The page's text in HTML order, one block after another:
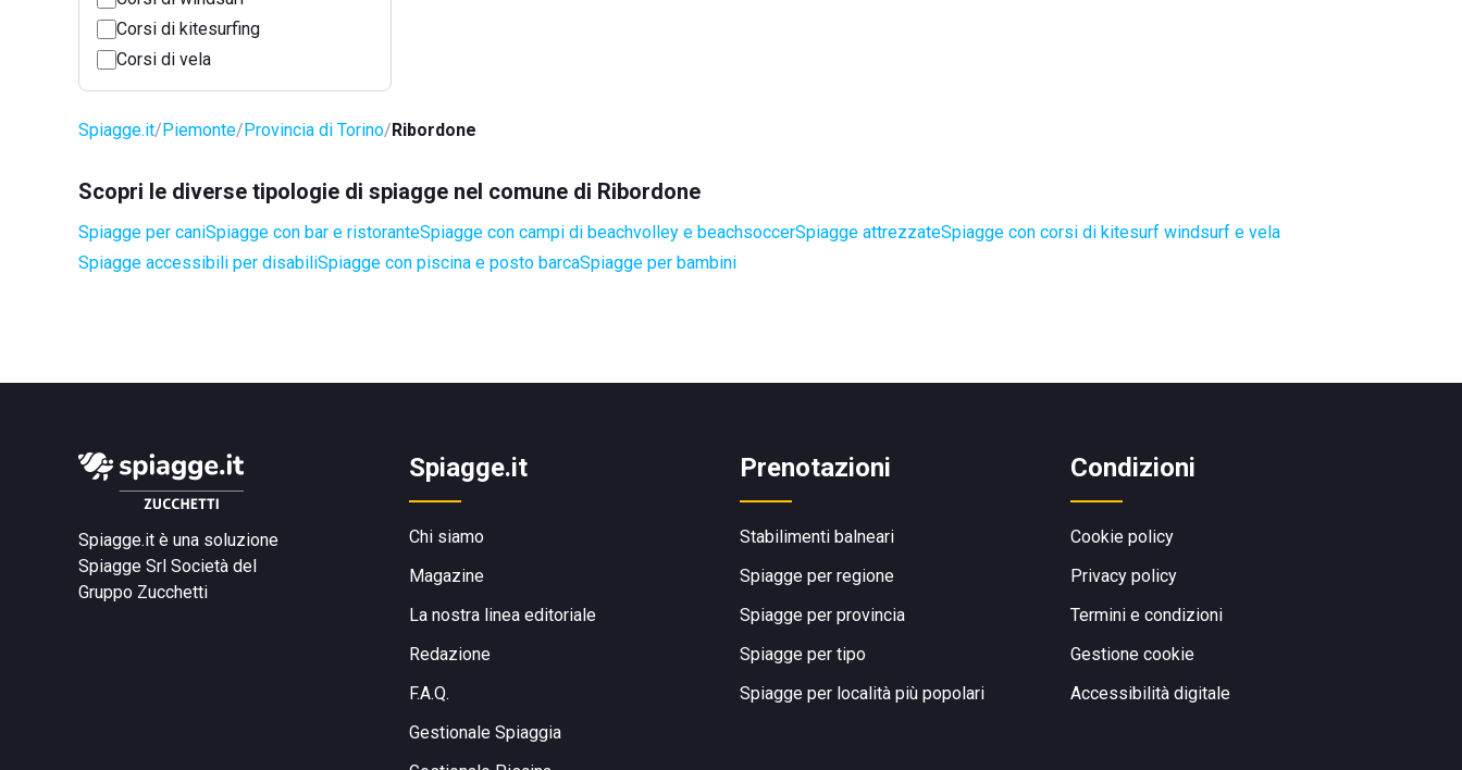
Corsi di kitesurfing
Corsi di vela
Spiagge.it Piemonte Provincia di Torino Ribordone
Scopri le diverse tipologie di spiagge nel comune di Ribordone
Spiagge per caniSpiagge con bar e ristoranteSpiagge con campi di beachvolley e beachsoccerSpiagge attrezzateSpiagge con corsi di kitesurf windsurf e vela
Spiagge accessibili per disabiliSpiagge con piscina e posto barcaSpiagge per bambini
Spiagge.it è una soluzione
Spiagge Srl Società del
Gruppo Zucchetti
Spiagge.it
Chi siamo
Magazine
La nostra linea editoriale
Redazione
F.A.Q.
Gestionale Spiaggia
Prenotazioni
Stabilimenti balneari
Spiagge per regione
Spiagge per provincia
Spiagge per tipo
Spiagge per località più popolari
Condizioni
Cookie policy
Privacy policy
Termini e condizioni
Gestione cookie
Accessibilità digitale